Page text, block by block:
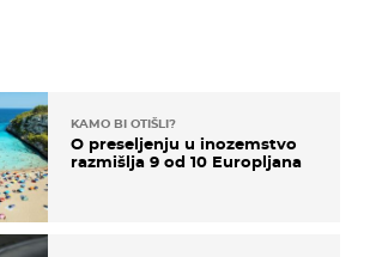
KAMO BI OTIŠLI?
O preseljenju u inozemstvo
razmišlja 9 od 10 Europljana